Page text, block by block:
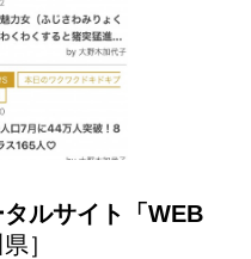
ルサイト「WEB
］